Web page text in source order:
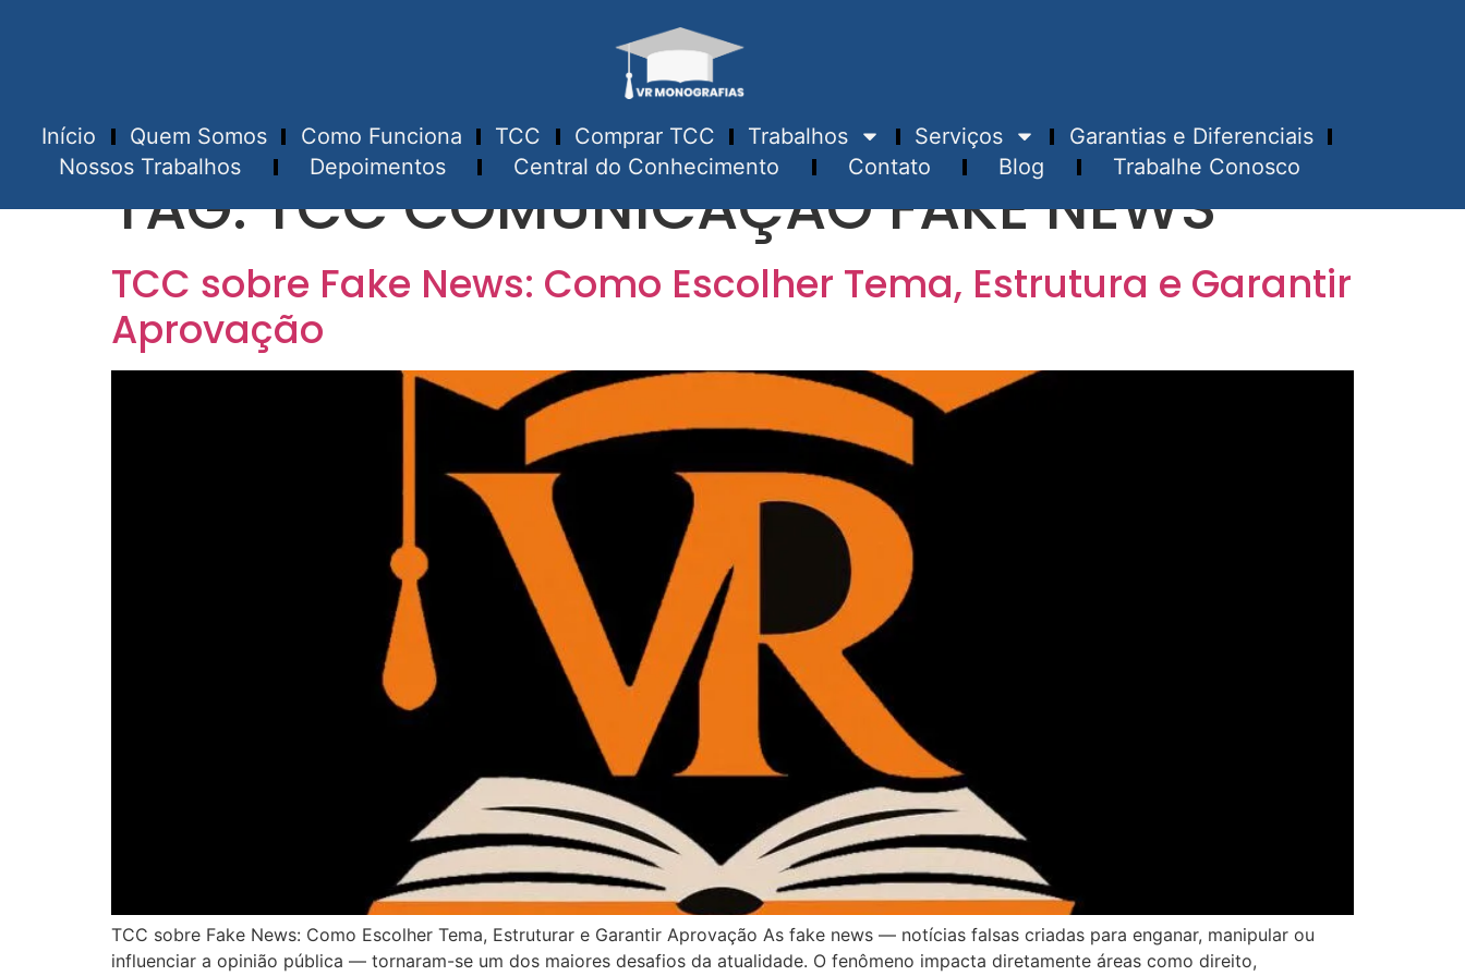
Início Quem Somos Como Funciona TCC Comprar TCC Trabalhos Serviços
Garantias e Diferenciais
Nossos Trabalhos
Depoimentos Central do Conhecimento Contato Blog Trabalhe Conosco
TAG:TCC COMUNICAÇÃO FAKE NEWS
TCC sobre Fake News: Como Escolher Tema, Estrutura e Garantir
Aprovação
TCC sobre Fake News: Como Escolher Tema, Estruturar e Garantir Aprovação As fake news — notícias falsas criadas para enganar, manipular ou
influenciar a opinião pública — tornaram-se um dos maiores desafios da atualidade. O fenômeno impacta diretamente áreas como direito,